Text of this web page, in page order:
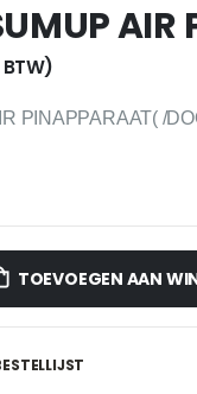
PINAPPARAAT( /
TOEVOEGEN AAN